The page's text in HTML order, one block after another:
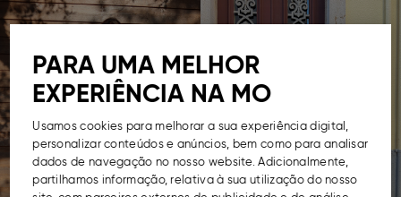
PARA UMA MELHOR
EXPERIÊNCIA NA MO
Usamos cookies para melhorar a sua experiência digital,
personalizar conteúdos e anúncios, bem como para analisar
dados de navegação no nosso website. Adicionalmente,
partilhamos informação, relativa à sua utilização do nosso